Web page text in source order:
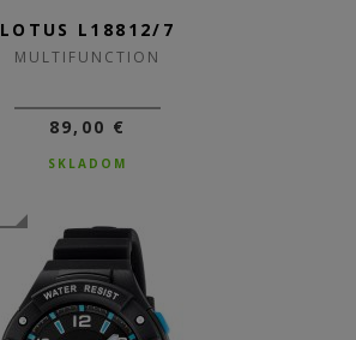
LOTUS L18812/7
MULTIFUNCTION
89,00 €
SKLADOM